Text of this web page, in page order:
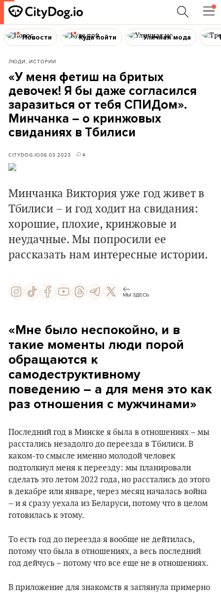
Новости Куда пойти Уличная мода
ЛЮДИ, ИСТОРИИ
«У меня фетиш на бритых
девочек! Я бы даже согласился
заразиться от тебя СПИДом».
Минчанка – о кринжовых
свиданиях в Тбилиси
CITYDOG.IO06.03.2023 4
Минчанка Виктория уже год живет в
Тбилиси – и год ходит на свидания:
хорошие, плохие, кринжовые и
неудачные. Мы попросили ее
рассказать нам интересные истории.
МЫ ЗДЕСЬ
«Мне было неспокойно, и в
такие моменты люди порой
обращаются к
самодеструктивному
поведению – а для меня это как
раз отношения с мужчинами»
Последний год в Минске я была в отношениях – мы
расстались незадолго до переезда в Тбилиси. В
каком-то смысле именно молодой человек
подтолкнул меня к переезду: мы планировали
сделать это летом 2022 года, но расстались до этого
в декабре или январе, через месяц началась война
– и я сразу уехала из Беларуси, потому что в целом
готовилась к этому.
То есть год до переезда я вообще не дейтилась,
потому что была в отношениях, а весь последний
год дейчусь – потому что все еще не в отношениях.
В приложение для знакомств я заглянула примерно